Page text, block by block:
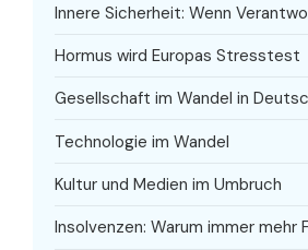
Innere Sicherheit: Wenn
Hormus wird Europas Stresstest
Gesellschaft im Wandel in
Technologie im Wandel
Kultur und Medien im Umbruch
Insolvenzen: Warum immer mehr